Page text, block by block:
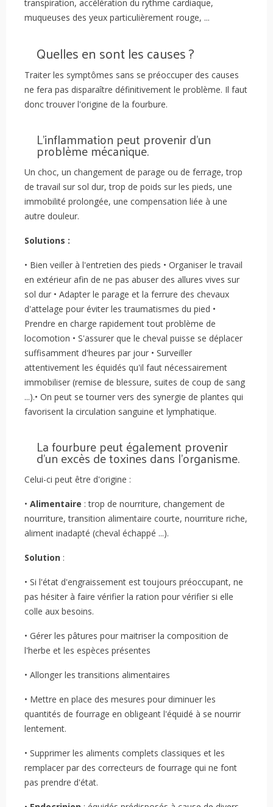
transpiration, accélération du rythme cardiaque,
muqueuses des yeux particulièrement rouge, ...
Quelles en sont les causes ?
Traiter les symptômes sans se préoccuper des causes
ne fera pas disparaître définitivement le problème. Il faut
donc trouver l'origine de la fourbure.
L'inflammation peut provenir d'un
problème mécanique.
Un choc, un changement de parage ou de ferrage, trop
de travail sur sol dur, trop de poids sur les pieds, une
immobilité prolongée, une compensation liée à une
autre douleur.
Solutions :
• Bien veiller à l'entretien des pieds • Organiser le travail
en extérieur afin de ne pas abuser des allures vives sur
sol dur • Adapter le parage et la ferrure des chevaux
d'attelage pour éviter les traumatismes du pied •
Prendre en charge rapidement tout problème de
locomotion • S'assurer que le cheval puisse se déplacer
suffisamment d'heures par jour • Surveiller
attentivement les équidés qu'il faut nécessairement
immobiliser (remise de blessure, suites de coup de sang
...).• On peut se tourner vers des synergie de plantes qui
favorisent la circulation sanguine et lymphatique.
La fourbure peut également provenir
d'un excès de toxines dans l'organisme.
Celui-ci peut être d'origine :
• Alimentaire : trop de nourriture, changement de
nourriture, transition alimentaire courte, nourriture riche,
aliment inadapté (cheval échappé ...).
Solution :
• Si l'état d'engraissement est toujours préoccupant, ne
pas hésiter à faire vérifier la ration pour vérifier si elle
colle aux besoins.
• Gérer les pâtures pour maitriser la composition de
l'herbe et les espèces présentes
• Allonger les transitions alimentaires
• Mettre en place des mesures pour diminuer les
quantités de fourrage en obligeant l'équidé à se nourrir
lentement.
• Supprimer les aliments complets classiques et les
remplacer par des correcteurs de fourrage qui ne font
pas prendre d'état.